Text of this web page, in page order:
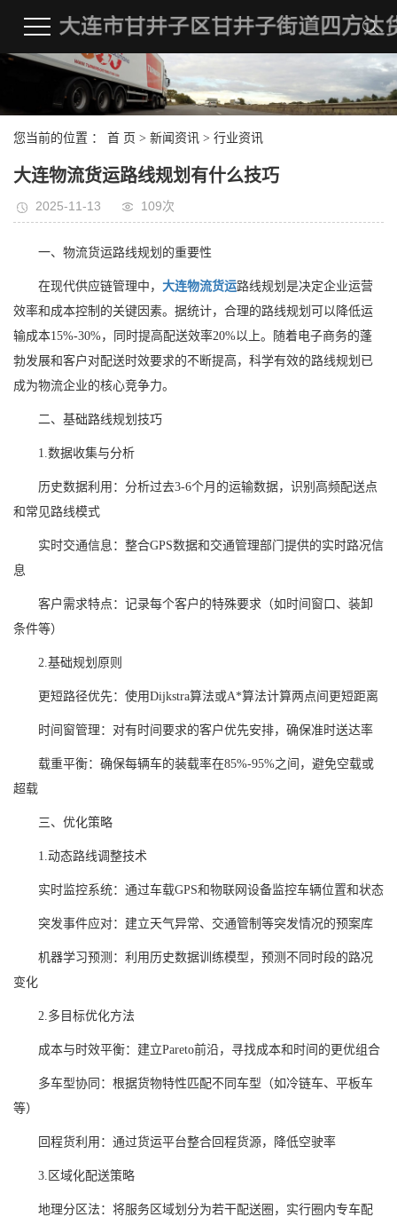
您当前的位置 ： 首 页 > 新闻资讯 > 行业资讯
大连物流货运路线规划有什么技巧
2025-11-13 109次
一、物流货运路线规划的重要性
在现代供应链管理中， 大连物流货运路线规划是决定企业运营
效率和成本控制的关键因素。据统计，合理的路线规划可以降低运
输成本15%-30%，同时提高配送效率20%以上。随着电子商务的蓬
勃发展和客户对配送时效要求的不断提高，科学有效的路线规划已
成为物流企业的核心竞争力。
二、基础路线规划技巧
1.数据收集与分析
历史数据利用：分析过去3-6个月的运输数据，识别高频配送点
和常见路线模式
实时交通信息：整合GPS数据和交通管理部门提供的实时路况信
息
客户需求特点：记录每个客户的特殊要求（如时间窗口、装卸
条件等）
2.基础规划原则
更短路径优先：使用Dijkstra算法或A*算法计算两点间更短距离
时间窗管理：对有时间要求的客户优先安排，确保准时送达率
载重平衡：确保每辆车的装载率在85%-95%之间，避免空载或
超载
三、优化策略
1.动态路线调整技术
实时监控系统：通过车载GPS和物联网设备监控车辆位置和状态
突发事件应对：建立天气异常、交通管制等突发情况的预案库
机器学习预测：利用历史数据训练模型，预测不同时段的路况
变化
2.多目标优化方法
成本与时效平衡：建立Pareto前沿，寻找成本和时间的更优组合
多车型协同：根据货物特性匹配不同车型（如冷链车、平板车
等）
回程货利用：通过货运平台整合回程货源，降低空驶率
3.区域化配送策略
地理分区法：将服务区域划分为若干配送圈，实行圈内专车配